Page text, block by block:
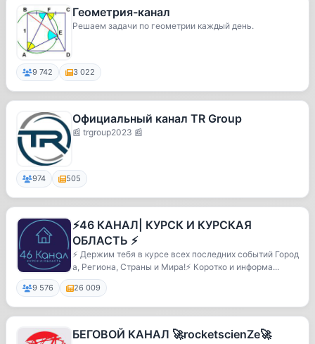
Геометрия-канал
Решаем задачи по геометрии каждый день.
9 742 3 022
Официальный канал TR Group
📰 trgroup2023 📰
974 505
⚡️46 КАНАЛ| КУРСК И КУРСКАЯ
ОБЛАСТЬ ⚡️
⚡️ Держим тебя в курсе всех последних событий Город
а, Региона, Страны и Мира!⚡️ Коротко и информа...
9 576 26 009
БЕГОВОЙ КАНАЛ 🚀rocketscienZe🚀